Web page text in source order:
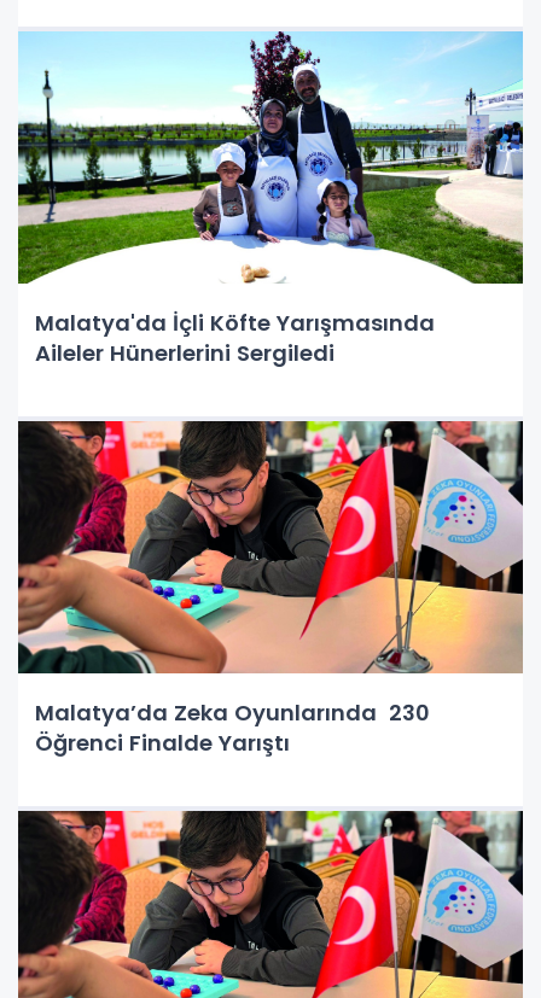
Malatya'da İçli Köfte Yarışmasında
Aileler Hünerlerini Sergiledi
Malatya’da Zeka Oyunlarında 230
Öğrenci Finalde Yarıştı